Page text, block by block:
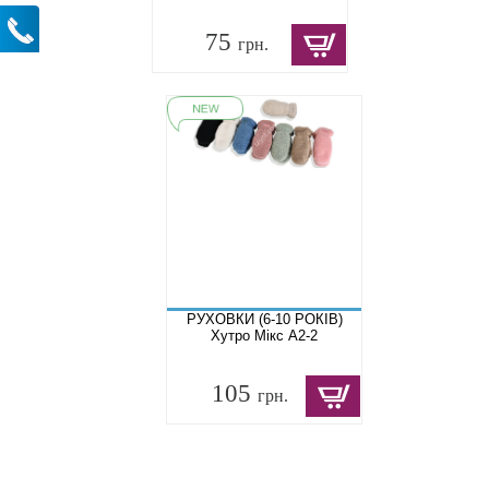
75грн.
РУХОВКИ (6-10 РОКІВ)
Хутро Мікс A2-2
105 грн.